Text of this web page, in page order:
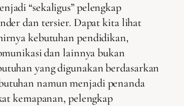
“sekaligus” pelengkap
dan tersier. Dapat kita lihat
kebutuhan pendidikan,
dan lainnya bukan
yang digunakan berdasarkan
namun menjadi penanda
kemapanan, pelengkap